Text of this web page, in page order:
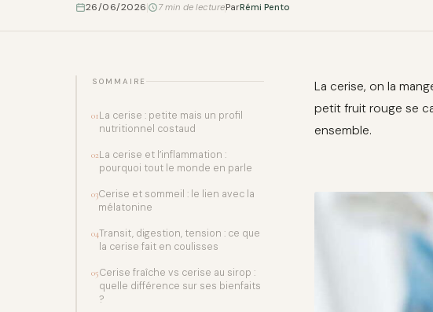
26/06/2026 7 min de lectureParRémi Pento
SOMMAIRE
01 La cerise : petite mais un profil
nutritionnel costaud
02La cerise et l’inflammation :
pourquoi tout le monde en parle
03Cerise et sommeil : le lien avec la
mélatonine
04Transit, digestion, tension : ce que
la cerise fait en coulisses
05Cerise fraîche vs cerise au sirop :
quelle différence sur ses bienfaits
?
La cerise, on la
petit fruit rouge se
ensemble.